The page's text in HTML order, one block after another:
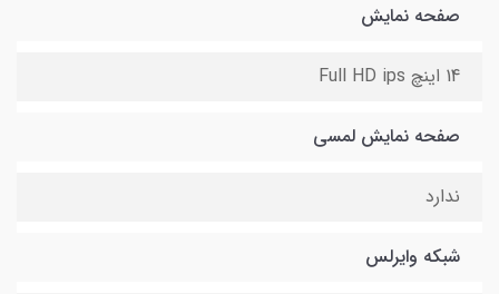
صفحه نمایش
14 اینچ Full HD ips
صفحه نمایش لمسی
ندارد
شبکه وایرلس